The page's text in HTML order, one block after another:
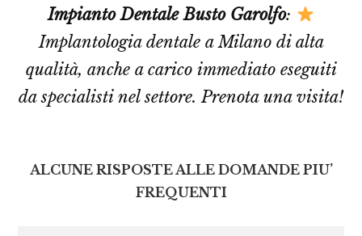
Impianto Dentale Busto Garolfo:
Implantologia dentale a Milano di alta
qualità, anche a carico immediato eseguiti
da specialisti nel settore. Prenota una visita!
ALCUNE RISPOSTE ALLE DOMANDE PIU’
FREQUENTI